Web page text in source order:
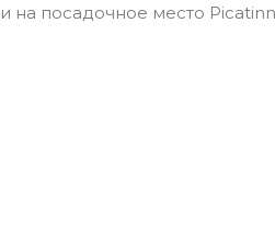
на посадочное место